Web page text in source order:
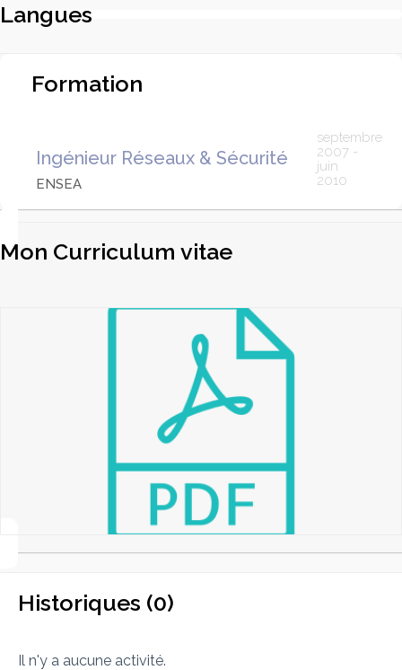
Langues
Formation
Ingénieur Réseaux & Sécurité
ENSEA
septembre
2007 -
juin
2010
Mon Curriculum vitae
Historiques (0)
Il n'y a aucune activité.